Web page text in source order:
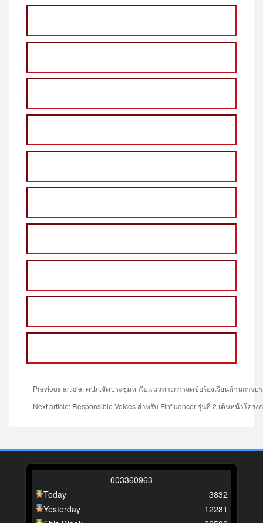
Previous article: คปภ.จัดประชุมหารือแนวทางการลดข้อร้องเรียนด้านกา
Next article: Responsible Voices สำหรับ Finfluencer รุ่นที่ 2 เดินหน้าโค
003360963
Today
Yesterday
3832
12281